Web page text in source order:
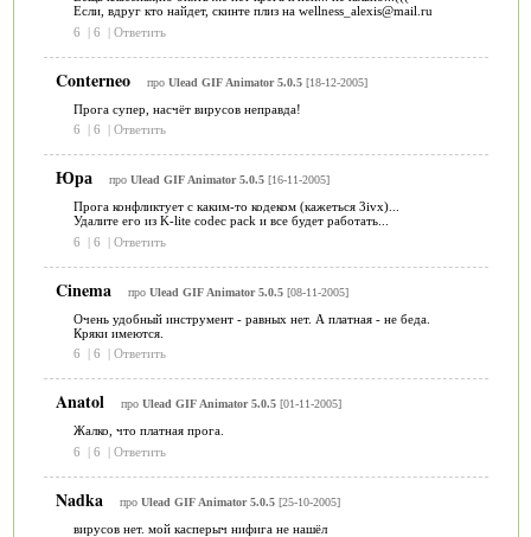
Если, вдруг кто найдет, скинте плиз на wellness_alexis@mail.ru
6
| 6 | Ответить
Conterneo про Ulead GIF Animator 5.0.5[18-12-2005]
Прога супер, насчёт вирусов неправда!
6
| 6 | Ответить
Юра про Ulead GIF Animator 5.0.5[16-11-2005]
Прога конфликтует с каким-то кодеком (кажеться 3ivx)...
Удалите его из K-lite codec pack и все будет работать...
6
| 6 | Ответить
Cinema про Ulead GIF Animator 5.0.5[08-11-2005]
Очень удобный инструмент - равных нет. А платная - не беда.
Кряки имеются.
6
| 6 | Ответить
Anatol про Ulead GIF Animator 5.0.5[01-11-2005]
Жалко, что платная прога.
6
| 6 | Ответить
Nadka про Ulead GIF Animator 5.0.5[25-10-2005]
вирусов нет. мой касперыч нифига не нашёл